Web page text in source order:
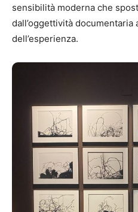
sensibilità moderna che
dall’oggettività documentaria
dell’esperienza.